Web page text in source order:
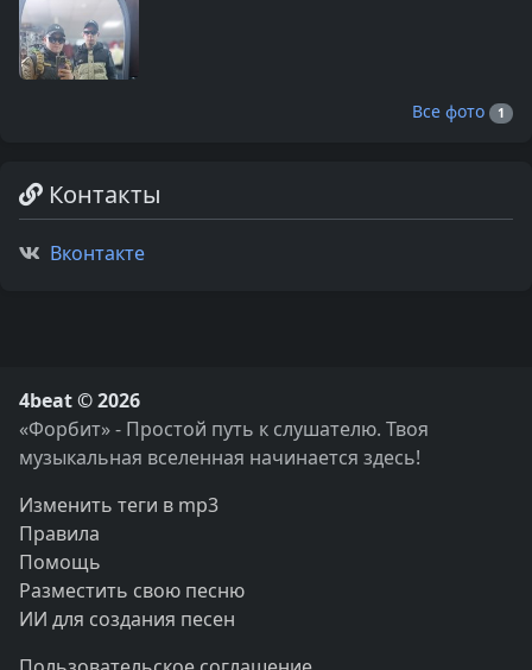
Все фото 1
Контакты
Вконтакте
4beat © 2026
«Форбит» - Простой путь к слушателю. Твоя
музыкальная вселенная начинается здесь!
Изменить теги в mp3
Правила
Помощь
Разместить свою песню
ИИ для создания песен